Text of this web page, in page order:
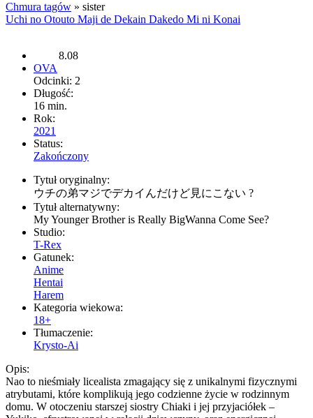
Chmura tagów » sister
Uchi no Otouto Maji de Dekain Dakedo Mi ni Konai
8.08
OVA
Odcinki: 2
Długość:
16 min.
Rok:
2021
Status:
Zakończony
Tytuł oryginalny:
ウチの弟マジでデカイんだけど見にこない ?
Tytuł alternatywny:
My Younger Brother is Really BigWanna Come See?
Studio:
T-Rex
Gatunek:
Anime
Hentai
Harem
Kategoria wiekowa:
18+
Tłumaczenie:
Krysto-Ai
Opis:
Nao to nieśmiały licealista zmagający się z unikalnymi fizycznymi
atrybutami, które komplikują jego codzienne życie w rodzinnym
domu. W otoczeniu starszej siostry Chiaki i jej przyjaciółek –